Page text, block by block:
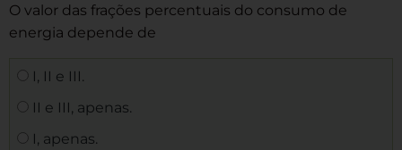
O valor das frações percentuais do consumo de
energia depende de
I, II e III.
II e III, apenas.
I, apenas.